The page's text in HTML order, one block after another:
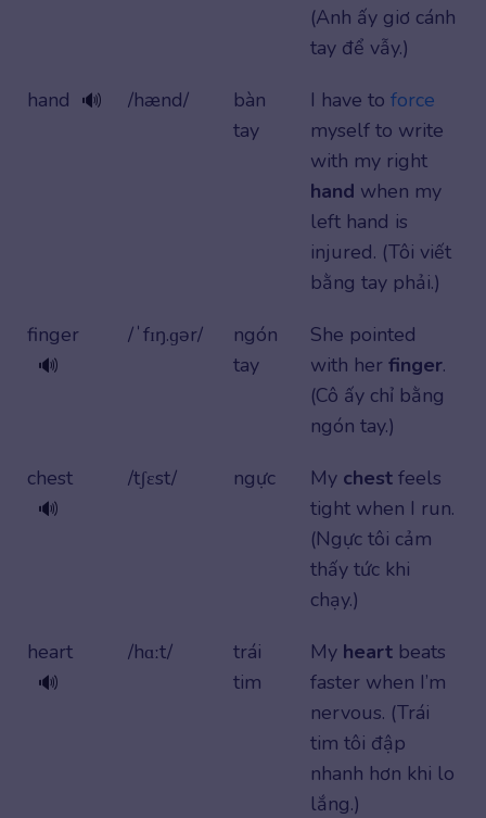
(Anh ấy giơ cánh
tay để vẫy.)
hand 🔊 /hænd/
bàn
tay
I have to force
myself to write
with my right
hand when my
left hand is
injured. (Tôi viết
bằng tay phải.)
finger
🔊
/ˈfɪŋ.ɡər/
ngón
tay
She pointed
with her finger.
(Cô ấy chỉ bằng
ngón tay.)
chest
🔊
/tʃɛst/ ngực My chest feels
tight when I run.
(Ngực tôi cảm
thấy tức khi
chạy.)
heart
🔊
/hɑːt/
trái
tim
My heart beats
faster when I’m
nervous. (Trái
tim tôi đập
nhanh hơn khi lo
lắng.)